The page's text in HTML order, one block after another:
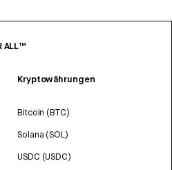
ALL™
Kryptowährungen
Bitcoin (BTC)
Solana (SOL)
USDC (USDC)